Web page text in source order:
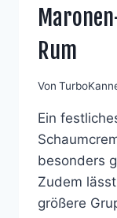
Rum
Von
Ein
besonders
Zudem
größere